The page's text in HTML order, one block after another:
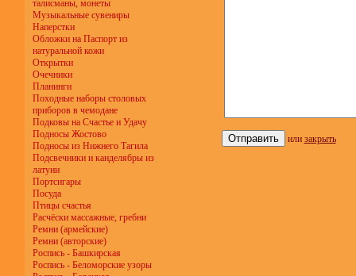
талисманы, монеты
Музыкальные сувениры
Наперстки
Обложки на Паспорт из
натуральной кожи
Открытки
Очечники
Планинги
Походные наборы столовых
приборов в чемодане
Подковы на Счастье и Удачу
Подносы Жостово
Подносы из Нижнего Тагила
Подсвечники и канделябры из
латуни
Портсигары
Посуда
Птицы счастья
Расчёски массажные, гребни
Ремни (армейские)
Ремни (авторские)
Роспись - Башкирская
Роспись - Беломорские узоры
или закрыть